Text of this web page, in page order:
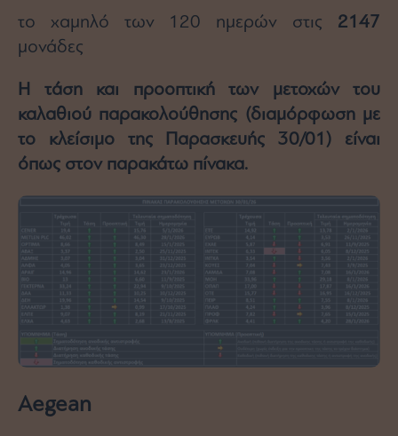
το χαμηλό των 120 ημερών στις 2147
μονάδες
Η τάση και προοπτική των μετοχών του
καλαθιού παρακολούθησης (διαμόρφωση με
το κλείσιμο της Παρασκευής 30/01) είναι
όπως στον παρακάτω πίνακα.
Aegean